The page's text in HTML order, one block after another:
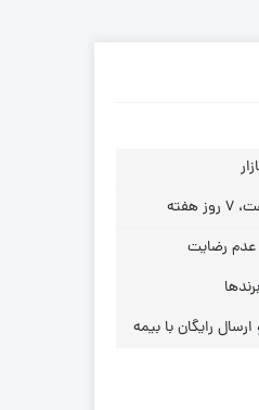
رضایت
رایگان با بیمه